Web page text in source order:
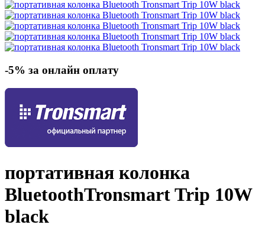
-5% за онлайн оплату
портативная колонка
BluetoothTronsmart Trip 10W
black